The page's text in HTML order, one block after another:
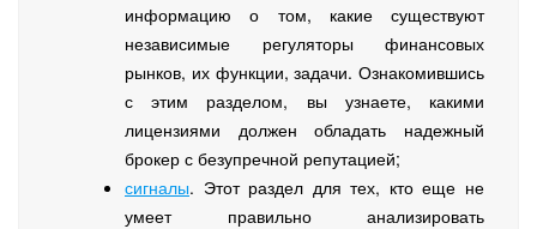
информацию о том, какие существуют
независимые регуляторы финансовых
рынков, их функции, задачи. Ознакомившись
с этим разделом, вы узнаете, какими
лицензиями должен обладать надежный
брокер с безупречной репутацией;
сигналы. Этот раздел для тех, кто еще не
умеет правильно анализировать